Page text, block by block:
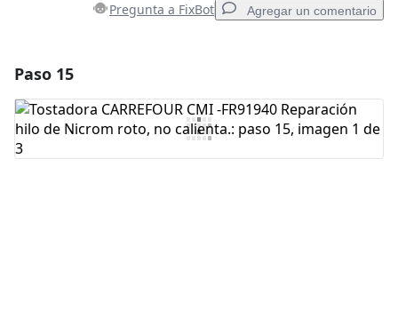
Pregunta a FixBot Agregar un comentario
Agregar Comentario
Paso 15